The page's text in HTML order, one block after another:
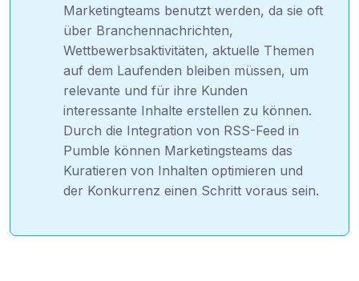
Marketingteams benutzt werden, da sie oft
über Branchennachrichten,
Wettbewerbsaktivitäten, aktuelle Themen
auf dem Laufenden bleiben müssen, um
relevante und für ihre Kunden
interessante Inhalte erstellen zu können.
Durch die Integration von RSS-Feed in
Pumble können Marketingsteams das
Kuratieren von Inhalten optimieren und
der Konkurrenz einen Schritt voraus sein.